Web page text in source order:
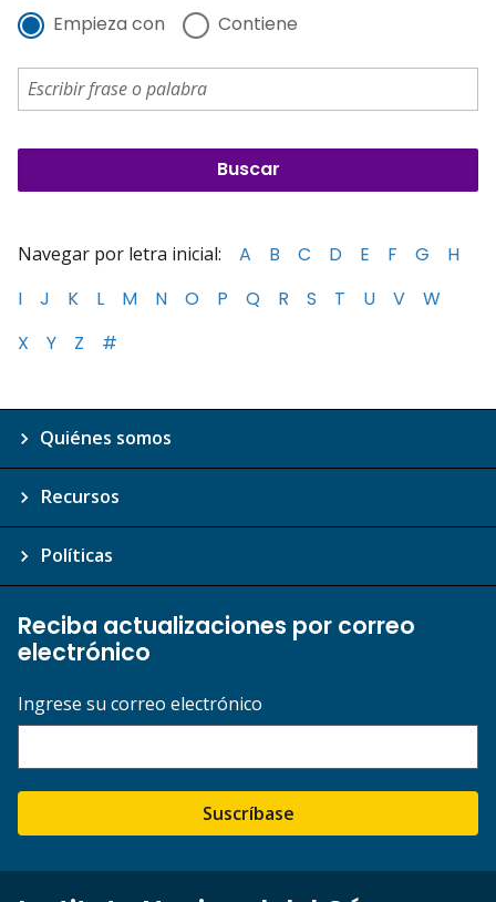
Empieza con Contiene
Navegar por letra inicial: A B C D E F G
H
I
J K L M N O P Q R S T U V
W
X
Y Z #
Quiénes somos
Recursos
Políticas
Reciba actualizaciones por correo
electrónico
Ingrese su correo electrónico
Suscríbase